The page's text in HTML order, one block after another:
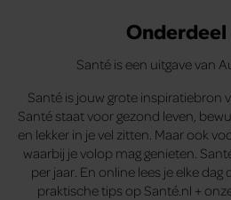
Santé is een uitgave van
Santé is jouw grote inspiratiebron
Santé staat voor gezond leven,
en lekker in je vel zitten. Maar ook
waarbij je volop mag genieten.
per jaar. En online lees je elke
praktische tips op Santé.nl +